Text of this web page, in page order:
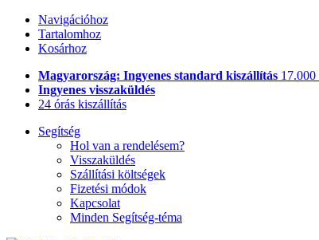
Navigációhoz
Tartalomhoz
Kosárhoz
Magyarország: Ingyenes standard kiszállítás 17.000
Ingyenes visszaküldés
24 órás kiszállítás
Segítség
Hol van a rendelésem?
Visszaküldés
Szállítási költségek
Fizetési módok
Kapcsolat
Minden Segítség-téma